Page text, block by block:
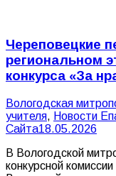
Череповецкие
региональном
конкурса «За
Вологодская
учителя, Новости
Сайта18.05.2026
В Вологодской
конкурсной